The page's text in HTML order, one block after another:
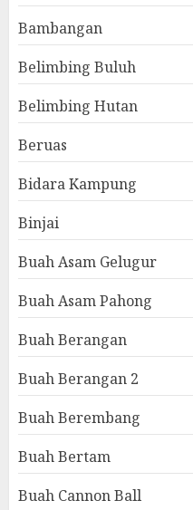
Bambangan
Belimbing Buluh
Belimbing Hutan
Beruas
Bidara Kampung
Binjai
Buah Asam Gelugur
Buah Asam Pahong
Buah Berangan
Buah Berangan 2
Buah Berembang
Buah Bertam
Buah Cannon Ball